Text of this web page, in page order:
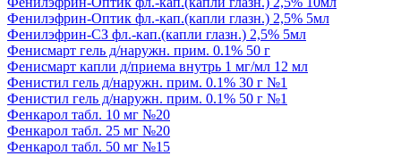
Фенилэфрин-Оптик фл.-кап.(капли глазн.) 2,5% 5мл
Фенилэфрин-СЗ фл.-кап.(капли глазн.) 2,5% 5мл
Фенисмарт гель д/наружн. прим. 0.1% 50 г
Фенисмарт капли д/приема внутрь 1 мг/мл 12 мл
Фенистил гель д/наружн. прим. 0.1% 30 г №1
Фенистил гель д/наружн. прим. 0.1% 50 г №1
Фенкарол табл. 10 мг №20
Фенкарол табл. 25 мг №20
Фенкарол табл. 50 мг №15